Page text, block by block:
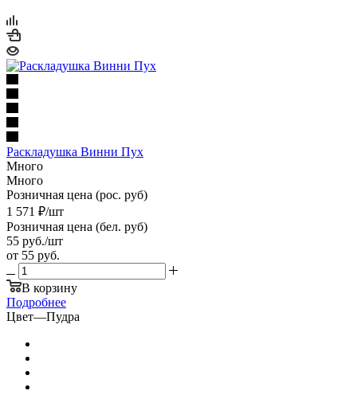
Раскладушка Винни Пух
Много
Много
Розничная цена (рос. руб)
1 571 ₽/шт
Розничная цена (бел. руб)
55 руб./шт
от 55 руб.
В корзину
Подробнее
Цвет—Пудра